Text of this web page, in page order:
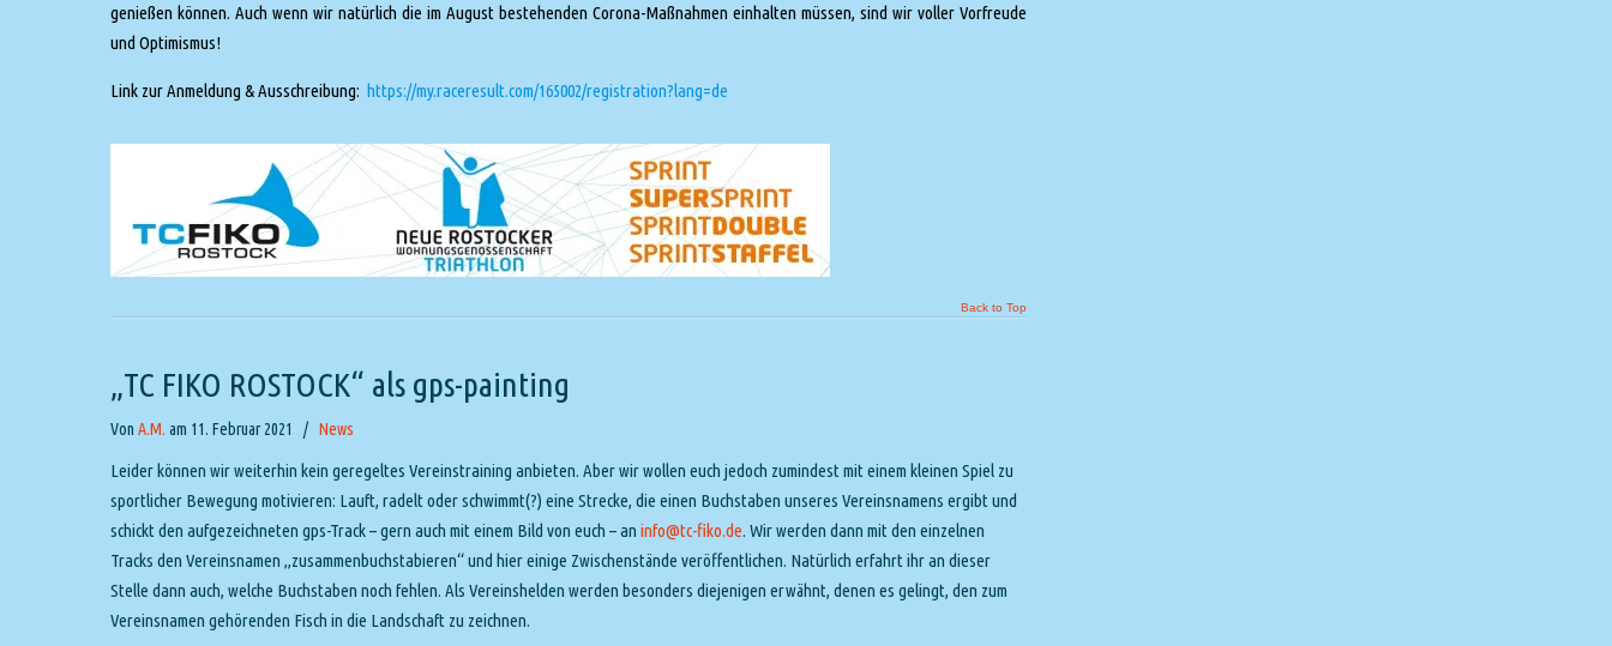
genießen können. Auch wenn wir natürlich die im August bestehenden Corona-Maßnahmen einhalten müssen, sind wir voller Vorfreude
und Optimismus!
Link zur Anmeldung & Ausschreibung: https://my.raceresult.com/165002/registration?lang=de
Back to Top
„TC FIKO ROSTOCK“ als gps-painting
Von A.M. am 11. Februar 2021 / News
Leider können wir weiterhin kein geregeltes Vereinstraining anbieten. Aber wir wollen euch jedoch zumindest mit einem kleinen Spiel zu
sportlicher Bewegung motivieren: Lauft, radelt oder schwimmt(?) eine Strecke, die einen Buchstaben unseres Vereinsnamens ergibt und
schickt den aufgezeichneten gps-Track – gern auch mit einem Bild von euch – an info@tc-fiko.de. Wir werden dann mit den einzelnen
Tracks den Vereinsnamen „zusammenbuchstabieren“ und hier einige Zwischenstände veröffentlichen. Natürlich erfahrt ihr an dieser
Stelle dann auch, welche Buchstaben noch fehlen. Als Vereinshelden werden besonders diejenigen erwähnt, denen es gelingt, den zum
Vereinsnamen gehörenden Fisch in die Landschaft zu zeichnen.